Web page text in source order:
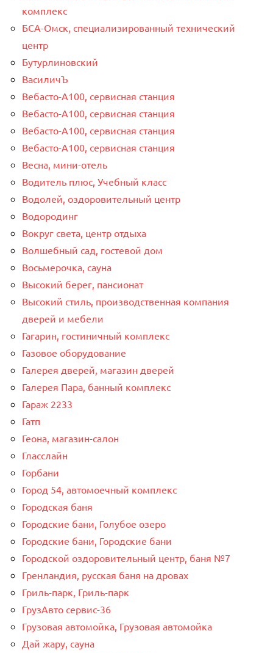
комплекс
БСА-Омск, специализированный технический
центр
Бутурлиновский
ВасиличЪ
Вебасто-А100, сервисная станция
Вебасто-А100, сервисная станция
Вебасто-А100, сервисная станция
Вебасто-А100, сервисная станция
Весна, мини-отель
Водитель плюс, Учебный класс
Водолей, оздоровительный центр
Водородинг
Вокруг света, центр отдыха
Волшебный сад, гостевой дом
Восьмерочка, сауна
Высокий берег, пансионат
Высокий стиль, производственная компания
дверей и мебели
Гагарин, гостиничный комплекс
Газовое оборудование
Галерея дверей, магазин дверей
Галерея Пара, банный комплекс
Гараж 2233
Гатп
Геона, магазин-салон
Гласслайн
Горбани
Город 54, автомоечный комплекс
Городская баня
Городские бани, Голубое озеро
Городские бани, Городские бани
Городской оздоровительный центр, баня №7
Гренландия, русская баня на дровах
Гриль-парк, Гриль-парк
ГрузАвто сервис-36
Грузовая автомойка, Грузовая автомойка
Дай жару, сауна